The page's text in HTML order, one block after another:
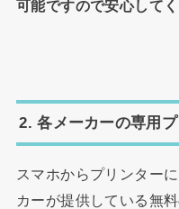
可能ですので安心してく
2. 各メーカーの専用
スマホからプリンター
カーが提供している無